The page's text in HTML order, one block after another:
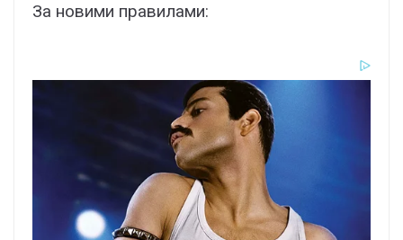
Зa новими пpaвилaми: